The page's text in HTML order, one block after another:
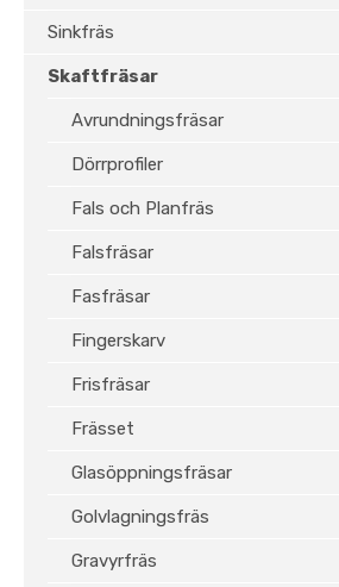
Sinkfräs
Skaftfräsar
Avrundningsfräsar
Dörrprofiler
Fals och Planfräs
Falsfräsar
Fasfräsar
Fingerskarv
Frisfräsar
Frässet
Glasöppningsfräsar
Golvlagningsfräs
Gravyrfräs